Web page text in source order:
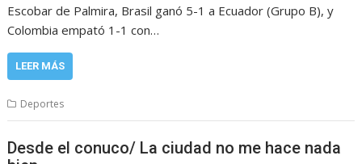
Escobar de Palmira, Brasil ganó 5-1 a Ecuador (Grupo B), y
Colombia empató 1-1 con…
LEER MÁS
Deportes
Desde el conuco/ La ciudad no me hace nada